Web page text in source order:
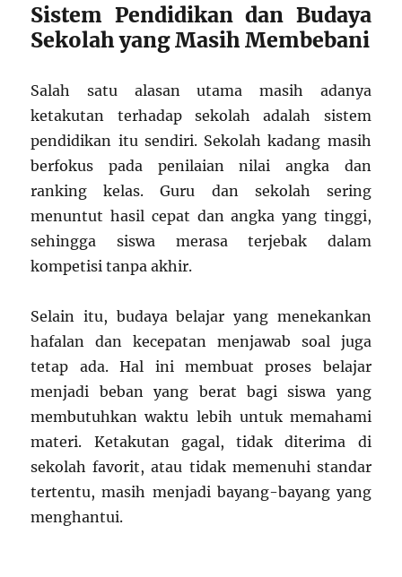
Sistem Pendidikan dan Budaya
Sekolah yang Masih Membebani
Salah satu alasan utama masih adanya
ketakutan terhadap sekolah adalah sistem
pendidikan itu sendiri. Sekolah kadang masih
berfokus pada penilaian nilai angka dan
ranking kelas. Guru dan sekolah sering
menuntut hasil cepat dan angka yang tinggi,
sehingga siswa merasa terjebak dalam
kompetisi tanpa akhir.
Selain itu, budaya belajar yang menekankan
hafalan dan kecepatan menjawab soal juga
tetap ada. Hal ini membuat proses belajar
menjadi beban yang berat bagi siswa yang
membutuhkan waktu lebih untuk memahami
materi. Ketakutan gagal, tidak diterima di
sekolah favorit, atau tidak memenuhi standar
tertentu, masih menjadi bayang-bayang yang
menghantui.